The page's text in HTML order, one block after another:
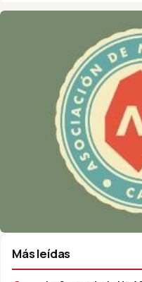
Asociación de
Más leídas